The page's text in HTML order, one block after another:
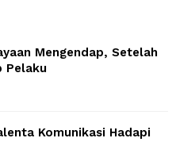
Mengendap, Setelah
Pelaku
Komunikasi Hadapi